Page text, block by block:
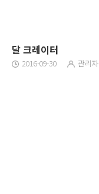
달 크레이터
2016-09-30 관리자